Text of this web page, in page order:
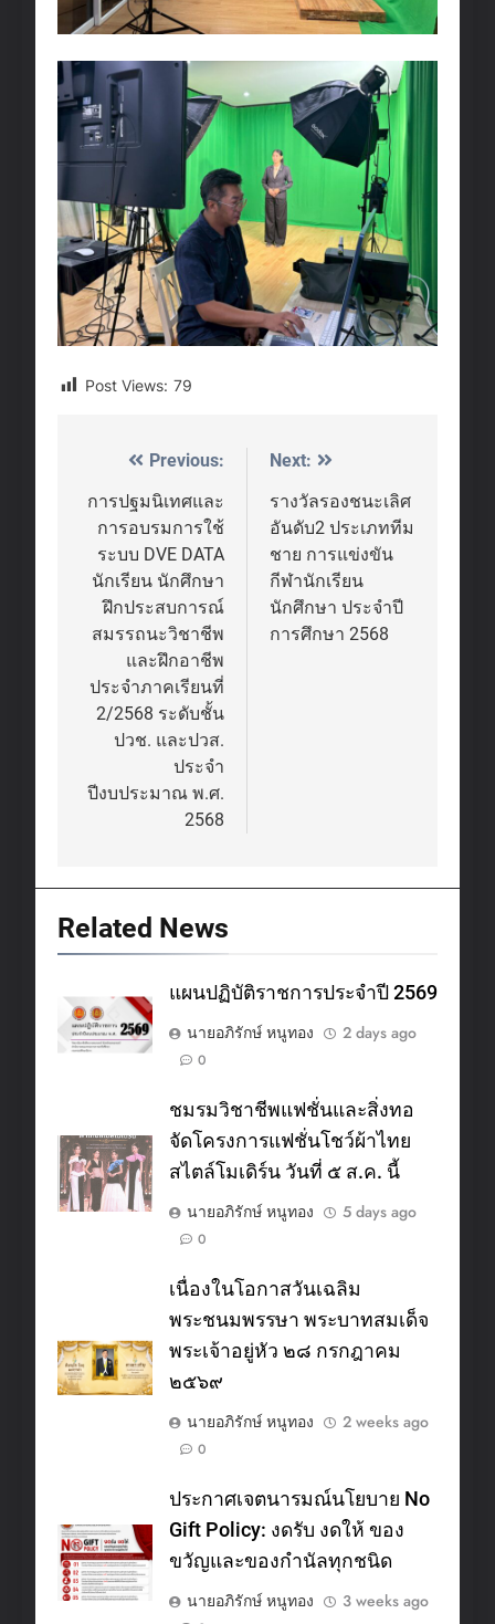
Post Views: 79
Post
navigation
Previous:
การปฐมนิเทศและ
การอบรมการใช้
ระบบ DVE DATA
นักเรียน นักศึกษา
ฝึกประสบการณ์
สมรรถนะวิชาชีพ
และฝึกอาชีพ
ประจำภาคเรียนที่
2/2568 ระดับชั้น
ปวช. และปวส.
ประจำ
ปีงบประมาณ พ.ศ.
2568
Next:
รางวัลรองชนะเลิศ
อันดับ2 ประเภททีม
ชาย การแข่งขัน
กีฬานักเรียน
นักศึกษา ประจำปี
การศึกษา 2568
Related News
แผนปฏิบัติราชการประจำปี 2569
นายอภิรักษ์ หนูทอง
2 days ago
0
ชมรมวิชาชีพแฟชั่นและสิ่งทอ
จัดโครงการแฟชั่นโชว์ผ้าไทย
สไตล์โมเดิร์น วันที่ ๕ ส.ค. นี้
นายอภิรักษ์ หนูทอง
5 days ago
0
เนื่องในโอกาสวันเฉลิม
พระชนมพรรษา พระบาทสมเด็จ
พระเจ้าอยู่หัว ๒๘ กรกฎาคม
๒๕๖๙
นายอภิรักษ์ หนูทอง
2 weeks ago
0
ประกาศเจตนารมณ์นโยบาย No
Gift Policy: งดรับ งดให้ ของ
ขวัญและของกำนัลทุกชนิด
นายอภิรักษ์ หนูทอง
3 weeks ago